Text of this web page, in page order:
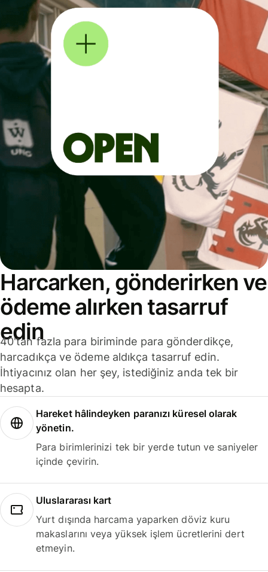
Harcarken, gönderirken ve
ödeme alırken tasarruf
edin
40'tan fazla para biriminde para gönderdikçe,
harcadıkça ve ödeme aldıkça tasarruf edin.
İhtiyacınız olan her şey, istediğiniz anda tek bir
hesapta.
Hareket hâlindeyken paranızı küresel olarak
yönetin.
Para birimlerinizi tek bir yerde tutun ve saniyeler
içinde çevirin.
Uluslararası kart
Yurt dışında harcama yaparken döviz kuru
makaslarını veya yüksek işlem ücretlerini dert
etmeyin.